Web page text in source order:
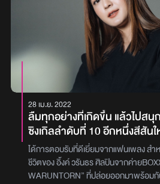
ก็ได้ถ่ายทอดเรื่องราวผ่านตัวละครผู้ชา
ของคนรอบข้างจนทำให้หลายครั้งเขา
จังหวะให้ฟังแล้วรู้สึกอยากขยับตัวเบาๆ ถึง
ด้วยเสียงกลองและเพอร์คัชชันให้ได้กลิ่น
สีสันด้วย MV วงได้ร่วมงานกับ เหม่เห
ทางช่อง 7 และ อ๊อม กณิศ จากนาดาวบ
อารมณ์เพลงได้เข้าถึงความหมายอย่างแ
และชม Music Video เพลง “เก็บอาการ
วันนี้บน YouTube : Tero Music และทุ
Tero Music
28 เม.ย. 2022
ลืมทุกอย่างที่เกิดขึ้น แล้วไปส
ซิงเกิลลำดับที่ 10 อีกหนึ่งสีสัน
ได้การตอบรับที่ดีเยี่ยมจากแฟนเพลง สำ
ชีวิตของ อิ้งค์ วรันธร ศิลปินจากค่าย
WARUNTORN” ที่ปล่อยออกมาพร้อมกั